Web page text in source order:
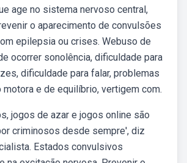
age no sistema nervoso central,
o aparecimento de convulsões
epilepsia ou crises. Webuso de
ocorrer sonolência, dificuldade para
dificuldade para falar, problemas
motora e de equilíbrio, vertigem com.
jogos de azar e jogos online são
criminosos desde sempre', diz
Estados convulsivos